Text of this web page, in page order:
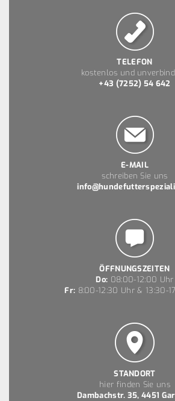
TELEFON
kostenlos und
+43 (7252) 54 642
E-MAIL
schreiben Sie uns
ÖFFNUNGSZEITEN
Do: 08:00-12:00 Uhr
Fr: 8:00-12:30 Uhr & 13:30-
STANDORT
hier finden Sie uns
Dambachstr. 35, 4451